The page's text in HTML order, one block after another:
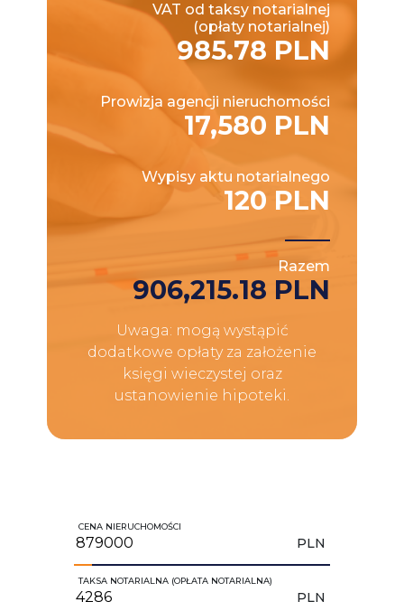
VAT od taksy notarialnej
(opłaty notarialnej)
985.78 PLN
Prowizja agencji nieruchomości
17,580 PLN
Wypisy aktu notarialnego
120 PLN
Razem
906,215.18 PLN
Uwaga: mogą wystąpić
dodatkowe opłaty za założenie
księgi wieczystej oraz
ustanowienie hipoteki.
CENA NIERUCHOMOŚCI
PLN
TAKSA NOTARIALNA (OPŁATA NOTARIALNA)
PLN